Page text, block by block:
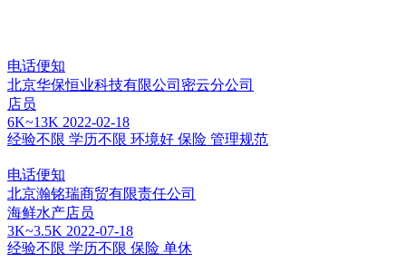
电话便知
北京华保恒业科技有限公司密云分公司
店员
6K~13K 2022-02-18
经验不限 学历不限 环境好 保险 管理规范
电话便知
北京瀚铭瑞商贸有限责任公司
海鲜水产店员
3K~3.5K 2022-07-18
经验不限 学历不限 保险 单休